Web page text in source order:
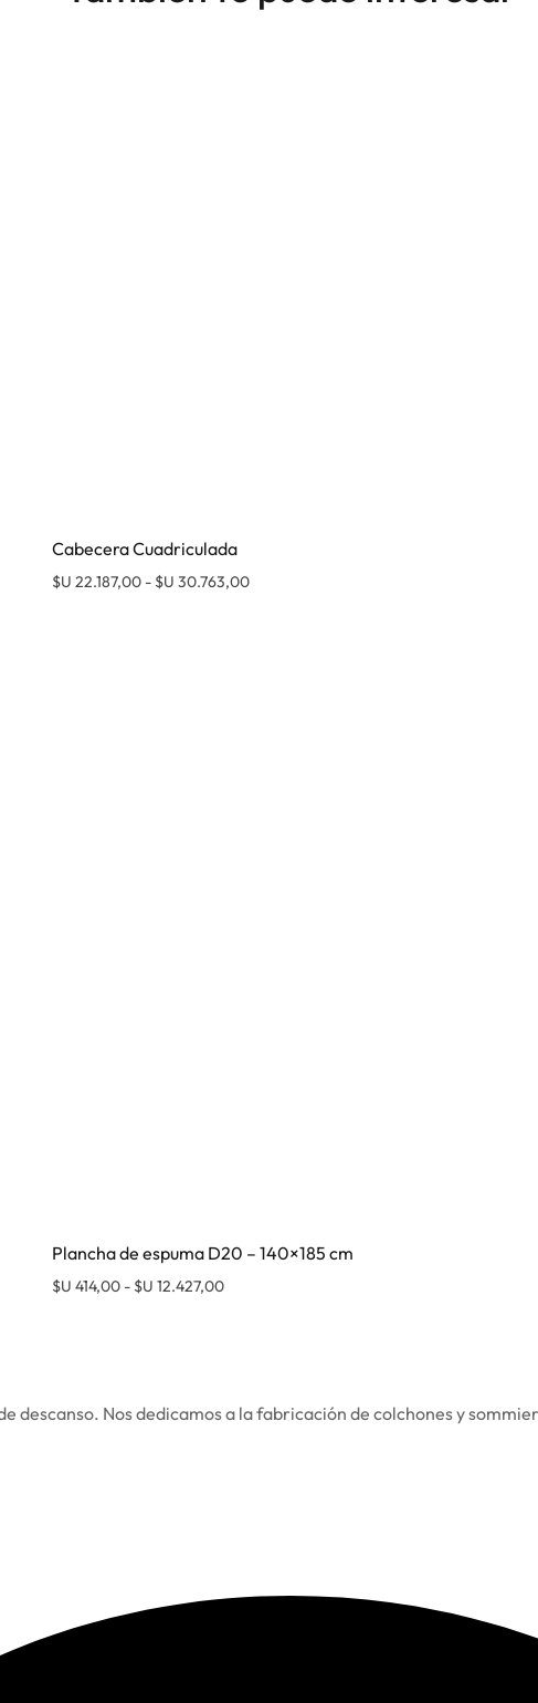
producto tiene múltiples variantes. Las opciones se pueden elegir
$U 18.354,00 Este
Cabecera Cuadriculada
$U 22.187,00 - $U 30.763,00Rango de precios: desde $U 22.187,00
Este
Plancha de espuma D20 – 140×185 cm
$U 414,00 - $U 12.427,00Rango de precios: desde $U 414,00 hasta $U
descanso. Nos dedicamos a la fabricación de colchones y